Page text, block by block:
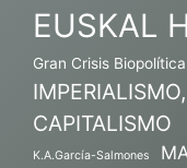
EUSKAL
Gran Crisis
CAPITALISMO
K.A.García-Salmones